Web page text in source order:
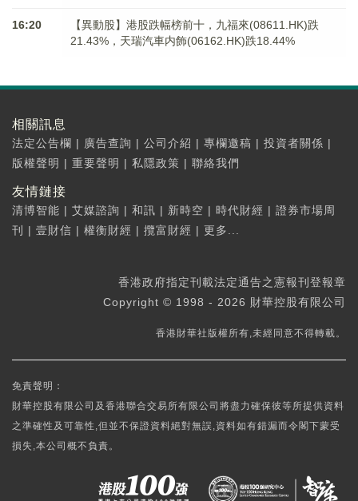
16:20
【異動股】港股跌幅榜前十，九福來(08611.HK)跌
21.43%，天瑞汽車内飾(06162.HK)跌18.44%
相關訊息
法定公告欄 | 廣告查詢 | 公司介紹 | 專欄邀稿 | 投資者關係 |
版權聲明 | 重要聲明 | 私隱政策 | 聯絡我們
友情鏈接
清博智能 | 艾媒諮詢 | 和訊 | 新時空 | 時代財經 | 證券市場周
刊
| 壹財信 | 權衡財經 | 攬富財經 | 更多...
香港政府指定刊載法定通告之憲報刊登報章
Copyright © 1998 - 2026 財華控股有限公司
香港財華社版權所有,未經同意不得轉載。
免責聲明：
財華控股有限公司及香港聯合交易所有限公司將盡力確保彼等所提供資料
之準確性及可靠性,但並不保證資料絕對無誤,資料如有錯漏而令閣下蒙受
損失,本公司概不負責。